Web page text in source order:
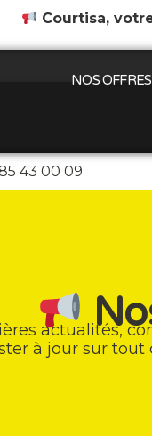
Courtisa,
NOS OFFRES
43 00 09
actualités,
à jour sur